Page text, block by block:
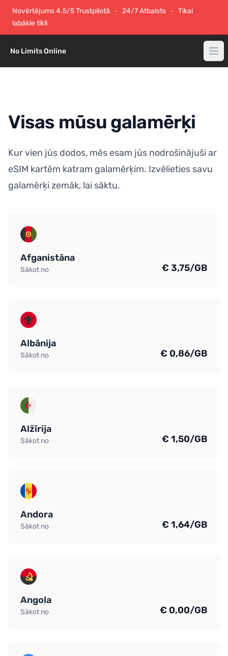
Novērtējums 4.5/5 Trustpilotā 24/7 Atbalsts
Tikai
labākie tīkli
No Limits Online
Visas mūsu galamērķi
Kur vien jūs dodos, mēs esam jūs nodrošinājuši ar
eSIM kartēm katram galamērķim. Izvēlieties savu
galamērķi zemāk, lai sāktu.
Afganistāna
Sākot no € 3,75/GB
Albānija
Sākot no € 0,86/GB
Alžīrija
Sākot no € 1,50/GB
Andora
Sākot no € 1,64/GB
Angola
Sākot no € 0,00/GB